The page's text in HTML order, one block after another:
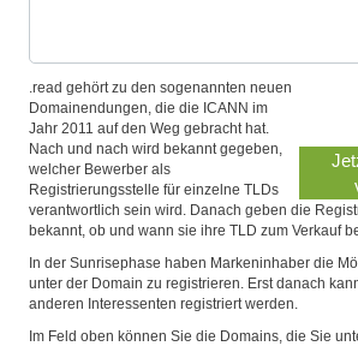
.read gehört zu den sogenannten neuen
Domainendungen, die die ICANN im
Jahr 2011 auf den Weg gebracht hat.
Nach und nach wird bekannt gegeben,
welcher Bewerber als
Registrierungsstelle für einzelne TLDs
verantwortlich sein wird. Danach geben die
bekannt, ob und wann sie ihre TLD zum Verkauf
In der Sunrisephase haben Markeninhaber die
unter der Domain zu registrieren. Erst danach
anderen Interessenten registriert werden.
Im Feld oben können Sie die Domains, die Sie